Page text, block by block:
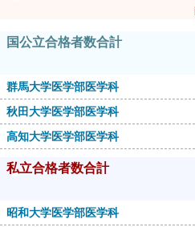
国公立合格者数合計
群馬大学医学部医学科
秋田大学医学部医学科
高知大学医学部医学科
私立合格者数合計
昭和大学医学部医学科